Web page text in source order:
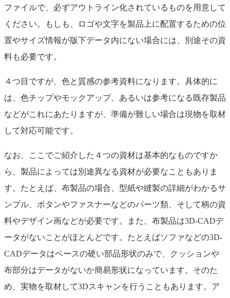
ファイルで、必ずアウトライン化されているものを用意して
ください。もしも、ロゴや文字を製品上に配置するための位
置やサイズ情報が版下データ内にない場合には、別途その資
料も必要です。
４つ目ですが、色と質感の参考資料になります。具体的に
は、色チップやモックアップ、あるいは参考になる既存製品
などがこれにあたりますが、準備が難しい場合は現物を取材
して対応可能です。
なお、ここでご紹介した４つの資材は基本的なものですか
ら、製品によっては別途異なる資材が必要なこともありま
す。たとえば、布製品の場合、型紙や縫製の詳細がわかるサ
ンプル、ボタンやファスナーなどのパーツ類、そして柄の資
料やデザイン画などが必要です。また、布製品は3D-CADデ
ータがないことがほとんどです。たとえばソファなどの3D-
CADデータはベースの硬い部品形状のみで、クッションや
布部分はデータがないか簡易形状になっています。そのた
め、実物を取材して3Dスキャンを行うこともあります。ア